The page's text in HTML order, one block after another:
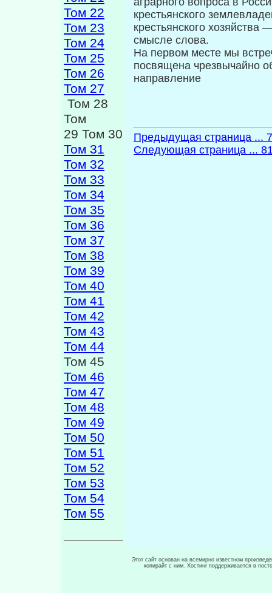
Том 22
Том 23
Том 24
Том 25
Том 26
Том 27
Том 28
Том
29 Том 30
Том 31
Том 32
Том 33
Том 34
Том 35
Том 36
Том 37
Том 38
Том 39
Том 40
Том 41
Том 42
Том 43
Том 44
Том 45
Том 46
Том 47
Том 48
Том 49
Том 50
Том 51
Том 52
Том 53
Том 54
Том 55
крестьянского
крестьянского хозяйства
смысле слова.
На первом месте мы
посвящена чрезвычайно
направление
Предыдущая страница ...
Следующая страница ...
Этот сайт основан на всемирно известном
копирайт с ним. Хостинг поддерживается в